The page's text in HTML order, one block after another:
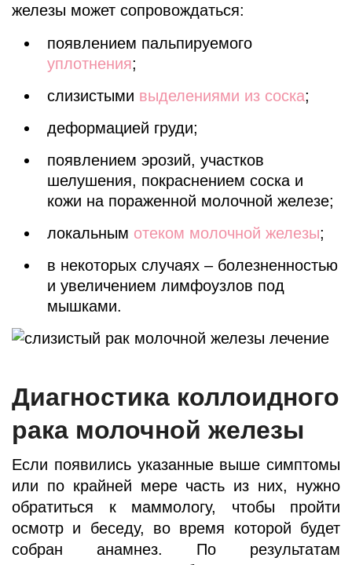
железы может сопровождаться:
появлением пальпируемого
уплотнения;
слизистыми выделениями из соска;
деформацией груди;
появлением эрозий, участков
шелушения, покраснением соска и
кожи на пораженной молочной железе;
локальным отеком молочной железы;
в некоторых случаях – болезненностью
и увеличением лимфоузлов под
мышками.
Диагностика коллоидного
рака молочной железы
Если появились указанные выше симптомы
или по крайней мере часть из них, нужно
обратиться к маммологу, чтобы пройти
осмотр и беседу, во время которой будет
собран анамнез. По результатам